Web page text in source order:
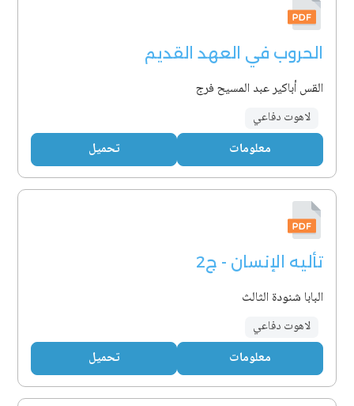
الحروب في العهد القديم
القس أباكير عبد المسيح فرج
لاهوت دفاعي
معلومات تحميل
تأليه الإنسان - ج2
البابا شنودة الثالث
لاهوت دفاعي
معلومات تحميل